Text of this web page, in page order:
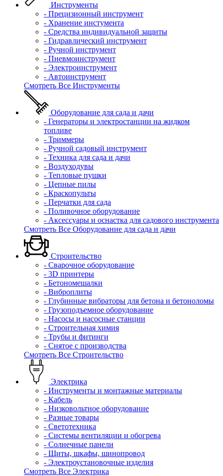
Инструменты
- Прецизионный инструмент
- Хранение инстумента
- Средства индивидуальной защиты
- Гидравлический инструмент
- Ручной инструмент
- Пневмоинструмент
- Электроинструмент
- Автоинструмент
Смотреть Все Инструменты
Оборудование для сада и дачи
- Генераторы и электростанции на жидком
топливе
- Триммеры
- Ручной садовый инструмент
- Техника для сада и дачи
- Воздуходувы
- Тепловые пушки
- Цепные пилы
- Краскопульты
- Перчатки для сада
- Поливочное оборудование
- Аксессуары и оснастка для садового инструмента
Смотреть Все Оборудование для сада и дачи
Строительство
- Сварочное оборудование
- 3D принтеры
- Бетономешалки
- Виброплиты
- Глубинные вибраторы для бетона и бетоноломы
- Грузоподъемное оборудование
- Насосы и насосные станции
- Строительная химия
- Трубы и фитинги
- Снятое с производства
Смотреть Все Строительство
Электрика
- Инструменты и монтажные материалы
- Кабель
- Низковольтное оборудование
- Разные товары
- Светотехника
- Системы вентиляции и обогрева
- Солнечные панели
- Щиты, шкафы, шинопровод
- Электроустановочные изделия
Смотреть Все Электрика